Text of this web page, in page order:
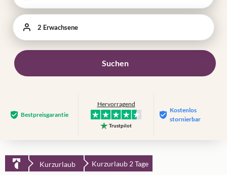
2 Erwachsene
Suchen
Bestpreis­garantie
Hervorragend
Trustpilot
Kostenlos
stornierbar
Kurzurlaub Kurzurlaub 2 Tage